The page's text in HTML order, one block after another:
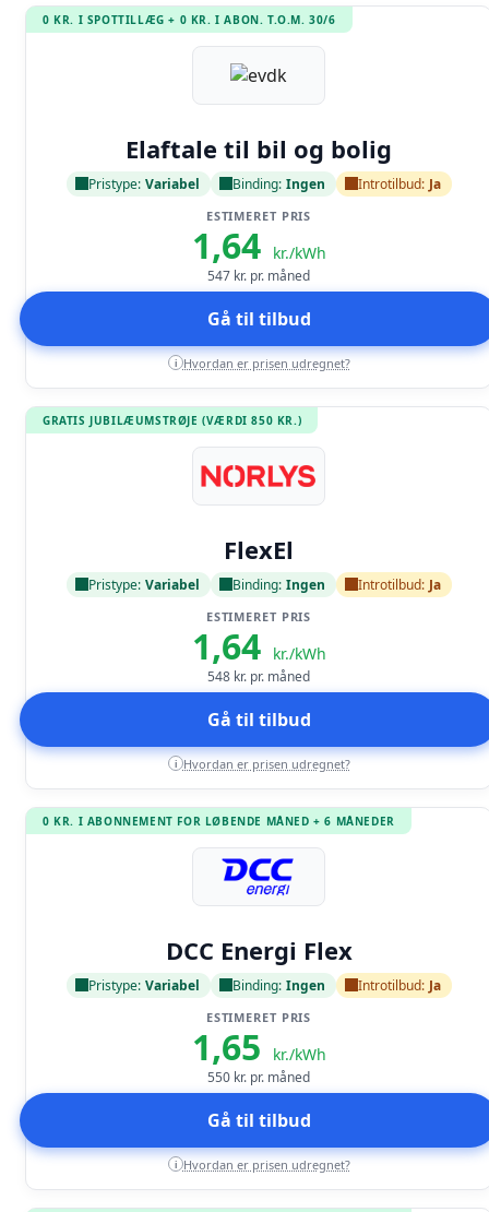
0 KR. I SPOTTILLÆG + 0 KR. I ABON. T.O.M. 30/6
Elaftale til bil og bolig
Pristype: Variabel Binding: Ingen Introtilbud: Ja
ESTIMERET PRIS
1,64 kr./kWh
547 kr. pr. måned
Gå til tilbud
i Hvordan er prisen udregnet?
GRATIS JUBILÆUMSTRØJE (VÆRDI 850 KR.)
FlexEl
Pristype: Variabel Binding: Ingen Introtilbud: Ja
ESTIMERET PRIS
1,64 kr./kWh
548 kr. pr. måned
Gå til tilbud
i Hvordan er prisen udregnet?
0 KR. I ABONNEMENT FOR LØBENDE MÅNED + 6 MÅNEDER
DCC Energi Flex
Pristype: Variabel Binding: Ingen Introtilbud: Ja
ESTIMERET PRIS
1,65 kr./kWh
550 kr. pr. måned
Gå til tilbud
i Hvordan er prisen udregnet?